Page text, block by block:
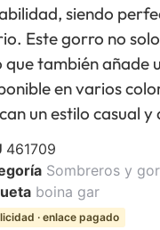
siendo
Este gorro no
que también añade
en varios
un estilo casual
461709
Sombreros y
boina gar
· enlace pagado